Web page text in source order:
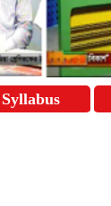
Syllabus